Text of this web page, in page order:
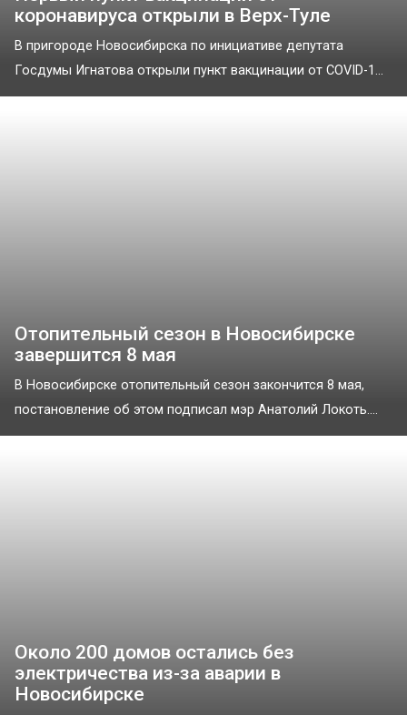
коронавируса открыли в Верх-Туле
В пригороде Новосибирска по инициативе депутата
Госдумы Игнатoва открыли пункт вакцинации от COVID-1...
Отопительный сезон в Новосибирске
завершится 8 мая
В Новосибирске отопительный сезон закончится 8 мая,
постановление об этом подписал мэр Анатолий Локоть....
Около 200 домов остались без
электричества из-за аварии в
Новосибирске